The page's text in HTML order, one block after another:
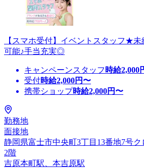
【スマホ受付】イベントスタッフ★
可能♪手当充実◎
キャンペーンスタッフ 時給2,000
受付時給2,000円〜
携帯ショップ時給2,000円〜
勤務地
面接地
静岡県富士市中央町3丁目13番地7号
2階
吉原本町駅、本吉原駅